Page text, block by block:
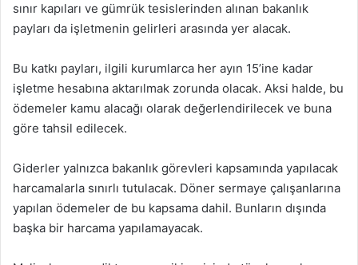
sınır kapıları ve gümrük tesislerinden alınan bakanlık
payları da işletmenin gelirleri arasında yer alacak.
Bu katkı payları, ilgili kurumlarca her ayın 15’ine kadar
işletme hesabına aktarılmak zorunda olacak. Aksi halde, bu
ödemeler kamu alacağı olarak değerlendirilecek ve buna
göre tahsil edilecek.
Giderler yalnızca bakanlık görevleri kapsamında yapılacak
harcamalarla sınırlı tutulacak. Döner sermaye çalışanlarına
yapılan ödemeler de bu kapsama dahil. Bunların dışında
başka bir harcama yapılamayacak.